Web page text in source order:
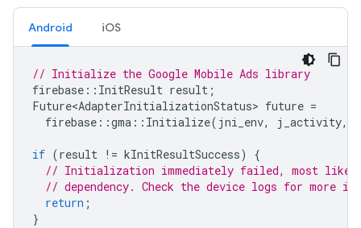
Android iOS
// Initialize the Google Mobile Ads library
firebase :: InitResult result ;
Future<AdapterInitializationStatus> future =
firebase ::gma :: Initialize( jni_env, j_activity,
if (result != kInitResultSuccess)
{
// Initialization immediately failed, most likely
// dependency. Check the device logs for more
return ;
}